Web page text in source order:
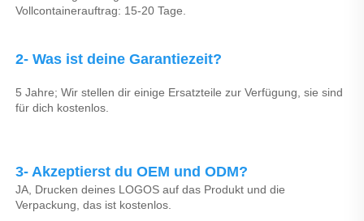
Vollcontainerauftrag: 15-20 Tage.
2- Was ist deine Garantiezeit?
5 Jahre; Wir stellen dir einige Ersatzteile zur Verfügung, sie sind
für dich kostenlos.
3- Akzeptierst du OEM und ODM?
JA, Drucken deines LOGOS auf das Produkt und die
Verpackung, das ist kostenlos.